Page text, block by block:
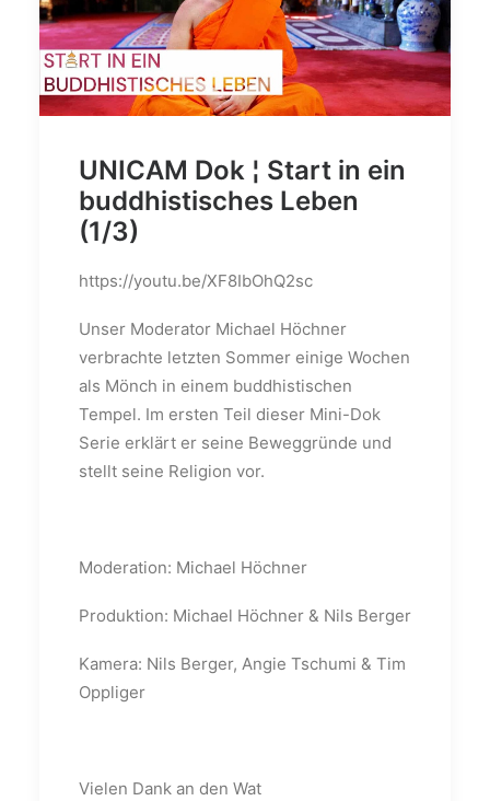
UNICAM Dok ¦ Start in ein
buddhistisches Leben
(1/3)
https://youtu.be/XF8IbOhQ2sc
Unser Moderator Michael Höchner
verbrachte letzten Sommer einige Wochen
als Mönch in einem buddhistischen
Tempel. Im ersten Teil dieser Mini-Dok
Serie erklärt er seine Beweggründe und
stellt seine Religion vor.
Moderation: Michael Höchner
Produktion: Michael Höchner & Nils Berger
Kamera: Nils Berger, Angie Tschumi & Tim
Oppliger
Vielen Dank an den Wat